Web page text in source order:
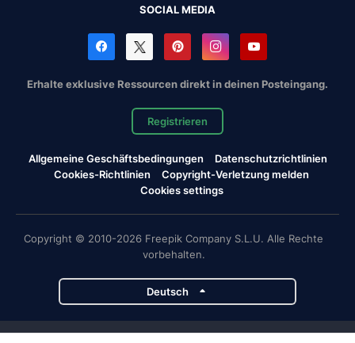
SOCIAL MEDIA
Erhalte exklusive Ressourcen direkt in deinen Posteingang.
Registrieren
Allgemeine Geschäftsbedingungen
Datenschutzrichtlinien
Cookies-Richtlinien
Copyright-Verletzung melden
Cookies settings
Copyright © 2010-2026 Freepik Company S.L.U. Alle Rechte
vorbehalten.
Deutsch